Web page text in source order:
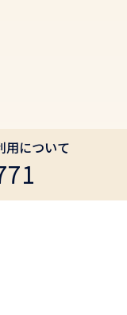
用について